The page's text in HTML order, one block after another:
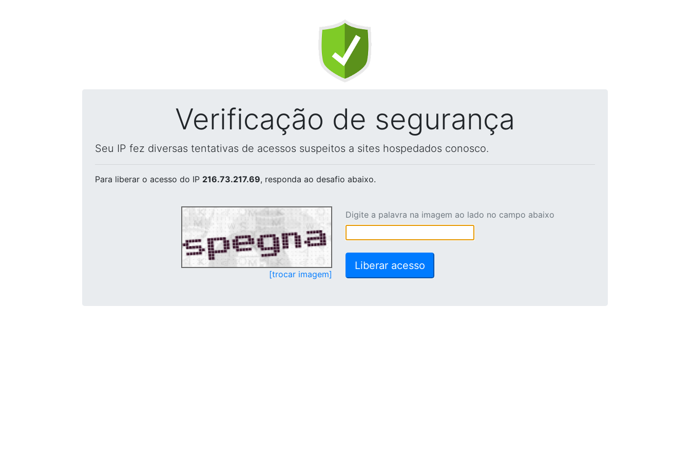
Verificação de segurança
Seu IP fez diversas tentativas de acessos suspeitos a sites hospedados conosco.
Para liberar o acesso do IP 216.73.217.69, responda ao desafio abaixo.
[trocar imagem]
Digite a palavra na imagem ao lado no campo abaixo